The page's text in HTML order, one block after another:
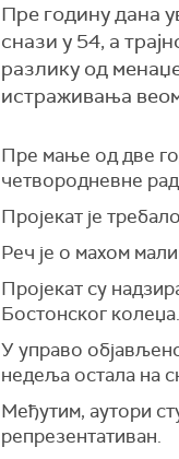
Пре годину дана
снази у 54, а
разлику од
истраживања
Пре мање од две
четвородневне
Пројекат је
Реч је о махом
Пројекат су
Бостонског колеџа.
У управо
недеља остала на
Међутим, аутори
репрезентативан.